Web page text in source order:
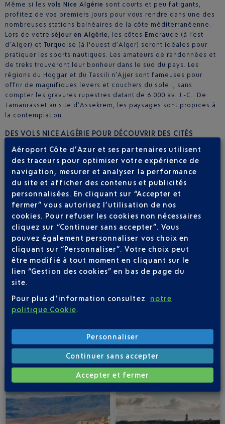
Même si les vols Nice Algérie sont courts et peu fatigants,
profitez de vos premiers jours pour vous rendre dans une des
nombreuses stations balnéaires de la côte méditerranéenne.
Lors de votre séjour en Algérie , les côtes Emeraude (à l’est
d’Alger) et Turquoise (à l'ouest d’Alger) seront idéales pour
pratiquer les sports nautiques. Les amateurs de randonnées et
de treks trouveront leur bonheur dans le sud du pays. Les
régions du Hoggar et du Tassili n’Ajjer sont fameuses pour
offrir de magnifiques levers et couchers du soleil, sans
compter les gravures rupestres datant de 6 000 av. J.-C.. De
Tamanrasset au site d’Assekrem, les paysages sont propices à
la contemplation.
DES VOLS NICE ALGÉRIE POUR DÉCOUVRIR DES CITÉS
Lors de votre séjour en Algérie , Alger sera un passage obligé
pour nombre de ses édifices, comme la basilique Notre-Dame
d’Afrique, le palais du Raïs ou encore le musée du Bardo et
des Beaux-arts. Plus à l’Ouest, Oran offre une douceur de vivre
propice aux balades sur le front de mer. Le Fort de Santa-Cruz,
vestige de l’influence andalouse, vaut aussi le détour. Plus à
l’Est, Constantine, la « ville aux ponts suspendus », est une des
plus anciennes cités fortifiées au monde. De nombreux autres
sites antiques se situent dans le nord de l'Algérie, des Aurès à
Annaba en passant par Tipaza ou Djemila la Belle. Pour
découvrir tous ces joyaux, n’hésitez plus à réserver votre
Nice Algérie!
2 DESTINATION(S) VERS L'ALGÉRIE AU DÉPART
DE NICE
Aéroport Côte d’Azur et ses partenaires utilisent
des traceurs pour optimiser votre expérience de
navigation, mesurer et analyser la performance
du site et afficher des contenus et publicités
personnalisées. En cliquant sur “Accepter et
fermer” vous autorisez l’utilisation de nos
cookies. Pour refuser les cookies non nécessaires
cliquez sur “Continuer sans accepter”. Vous
pouvez également personnaliser vos choix en
cliquant sur “Personnaliser”. Votre choix peut
être modifié à tout moment en cliquant sur le
lien “Gestion des cookies” en bas de page du
site.
Pour plus d’information consultez
notre
politique Cookie
Personnaliser
Continuer sans accepter
Accepter et fermer